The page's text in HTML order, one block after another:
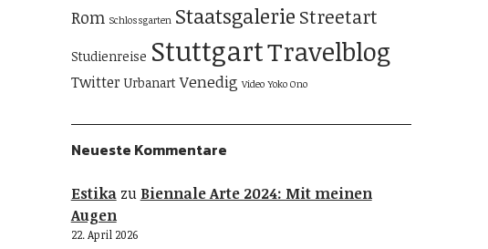
Rom Schlossgarten Staatsgalerie Streetart
Studienreise StuttgartTravelblog
Twitter Urbanart Venedig Video Yoko Ono
Neueste Kommentare
Estikazu Biennale Arte 2024: Mit meinen
Augen
22. April 2026